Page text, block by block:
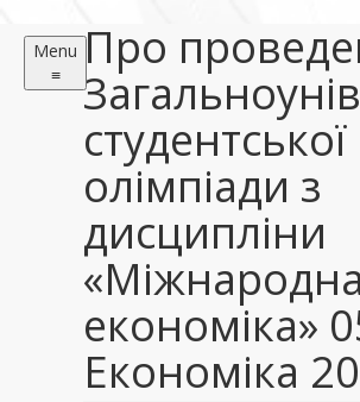
Menu
≡
Про
студентської
олімпіади з
дисципліни
«Міжнародна
економіка»
Економіка